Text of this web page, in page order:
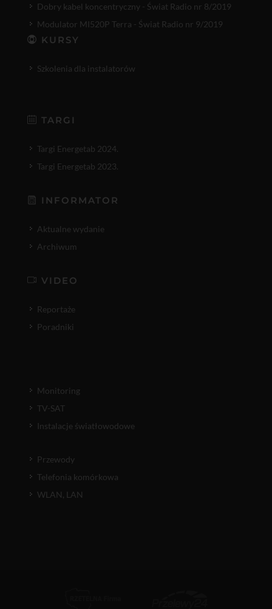
Dobry kabel koncentryczny - Świat Radio nr 8/2019
Modulator MI520P Terra - Świat Radio nr 9/2019
KURSY
Szkolenia dla instalatorów
TARGI
Targi Energetab 2024.
Targi Energetab 2023.
INFORMATOR
Aktualne wydanie
Archiwum
VIDEO
Reportaże
Poradniki
Monitoring
TV-SAT
Instalacje światłowodowe
Przewody
Telefonia komórkowa
WLAN, LAN